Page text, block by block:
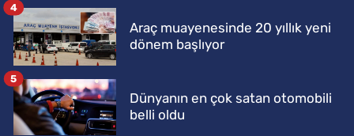
Araç muayenesinde 20 yıllık yeni
dönem başlıyor
4
Dünyanın en çok satan otomobili
belli oldu
5